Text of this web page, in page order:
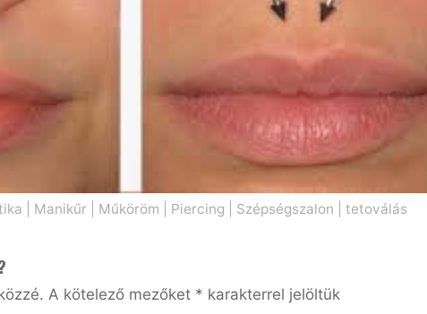
Manikűr| Műköröm Piercing Szépségszalon tetoválás
A kötelező mezőket * karakterrel jelöltük